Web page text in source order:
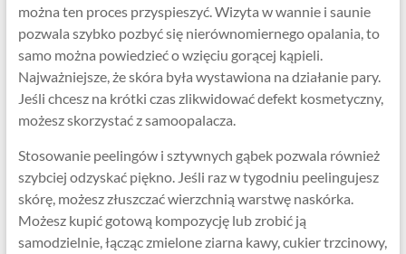
można ten proces przyspieszyć. Wizyta w wannie i saunie
pozwala szybko pozbyć się nierównomiernego opalania, to
samo można powiedzieć o wzięciu gorącej kąpieli.
Najważniejsze, że skóra była wystawiona na działanie pary.
Jeśli chcesz na krótki czas zlikwidować defekt kosmetyczny,
możesz skorzystać z samoopalacza.
Stosowanie peelingów i sztywnych gąbek pozwala również
szybciej odzyskać piękno. Jeśli raz w tygodniu peelingujesz
skórę, możesz złuszczać wierzchnią warstwę naskórka.
Możesz kupić gotową kompozycję lub zrobić ją
samodzielnie, łącząc zmielone ziarna kawy, cukier trzcinowy,